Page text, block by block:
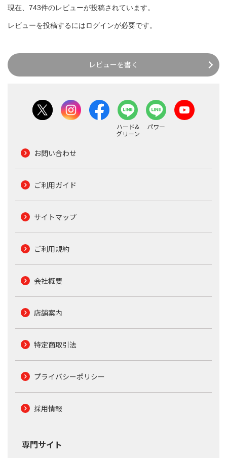
現在、743件のレビューが投稿されています。
レビューを投稿するにはログインが必要です。
レビューを書く
ハード&
グリーン
パワー
お問い合わせ
ご利用ガイド
サイトマップ
ご利用規約
会社概要
店舗案内
特定商取引法
プライバシーポリシー
採用情報
専門サイト